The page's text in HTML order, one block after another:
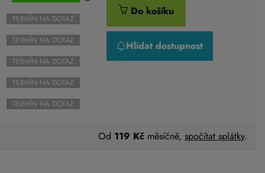
TERMÍN NA DOTAZ
TERMÍN NA DOTAZ
TERMÍN NA DOTAZ
TERMÍN NA DOTAZ
TERMÍN NA DOTAZ
Do košíku
Hlídat dostupnost
Od 119 Kč měsíčně, spočítat splátky.